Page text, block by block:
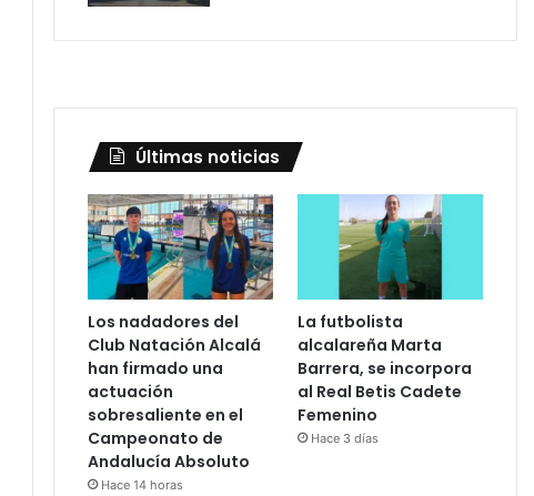
Últimas noticias
Los nadadores del
Club Natación Alcalá
han firmado una
actuación
sobresaliente en el
Campeonato de
Andalucía Absoluto
Hace 14 horas
La futbolista
alcalareña Marta
Barrera, se incorpora
al Real Betis Cadete
Femenino
Hace 3 días